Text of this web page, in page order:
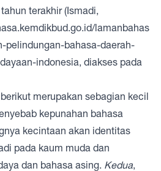
terakhir (Ismadi,
lamanbahas
pelindungan-bahasa-daerah-
indonesia, diakses pada
merupakan sebagian kecil
kepunahan bahasa
kecintaan akan identitas
pada kaum muda dan
dan bahasa asing. Kedua,